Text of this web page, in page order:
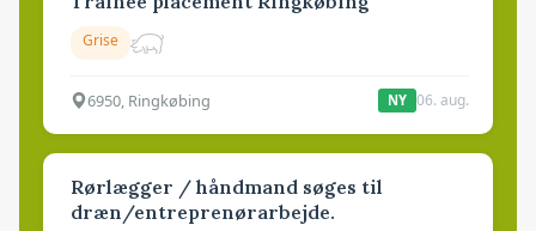
Grise
6950, Ringkøbing NY 06. aug.
Rørlægger / håndmand søges til
dræn/entreprenørarbejde.